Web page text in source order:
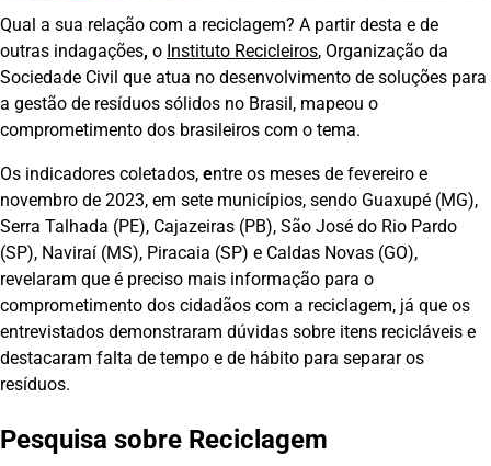
Qual a sua relação com a reciclagem? A partir desta e de
outras indagações, o Instituto Recicleiros, Organização da
Sociedade Civil que atua no desenvolvimento de soluções para
a gestão de resíduos sólidos no Brasil, mapeou o
comprometimento dos brasileiros com o tema.
Os indicadores coletados, entre os meses de fevereiro e
novembro de 2023, em sete municípios, sendo Guaxupé (MG),
Serra Talhada (PE), Cajazeiras (PB), São José do Rio Pardo
(SP), Naviraí (MS), Piracaia (SP) e Caldas Novas (GO),
revelaram que é preciso mais informação para o
comprometimento dos cidadãos com a reciclagem, já que os
entrevistados demonstraram dúvidas sobre itens recicláveis e
destacaram falta de tempo e de hábito para separar os
resíduos.
Pesquisa sobre Reciclagem